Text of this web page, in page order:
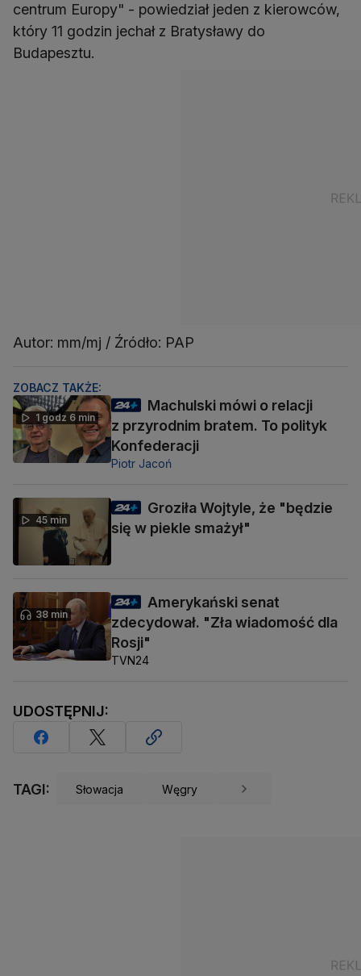
centrum Europy" - powiedział jeden z kierowców,
który 11 godzin jechał z Bratysławy do
Budapesztu.
Autor: mm/mj / Źródło: PAP
ZOBACZ TAKŻE:
1 godz 6 min
Machulski mówi o relacji
z przyrodnim bratem. To polityk
Konfederacji
Piotr Jacoń
45 min
Groziła Wojtyle, że "będzie
się w piekle smażył"
38 min
Amerykański senat
zdecydował. "Zła wiadomość dla
Rosji"
TVN24
UDOSTĘPNIJ:
TAGI: Słowacja Węgry